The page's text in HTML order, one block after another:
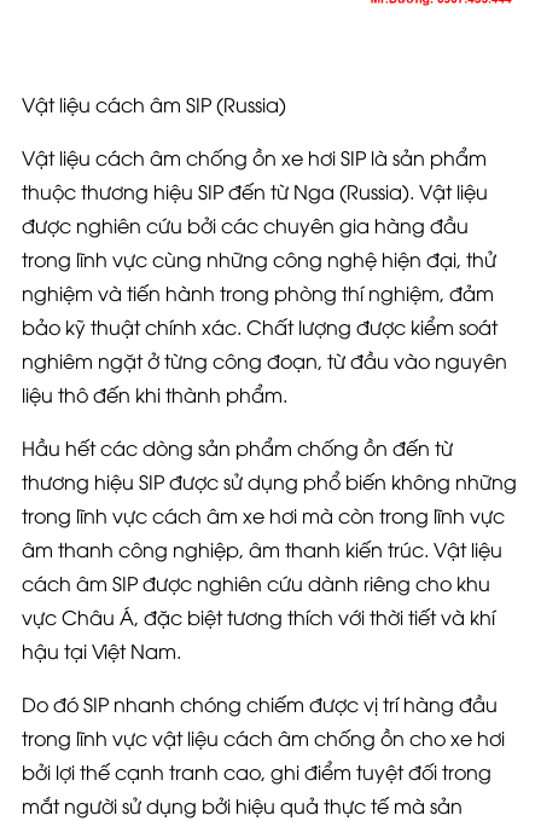
Vật liệu cách âm SIP (Russia)
Vật liệu cách âm chống ồn xe hơi SIP là sản phẩm
thuộc thương hiệu SIP đến từ Nga (Russia). Vật liệu
được nghiên cứu bởi các chuyên gia hàng đầu
trong lĩnh vực cùng những công nghệ hiện đại, thử
nghiệm và tiến hành trong phòng thí nghiệm, đảm
bảo kỹ thuật chính xác. Chất lượng được kiểm soát
nghiêm ngặt ở từng công đoạn, từ đầu vào nguyên
liệu thô đến khi thành phẩm.
Hầu hết các dòng sản phẩm chống ồn đến từ
thương hiệu SIP được sử dụng phổ biến không những
trong lĩnh vực cách âm xe hơi mà còn trong lĩnh vực
âm thanh công nghiệp, âm thanh kiến trúc. Vật liệu
cách âm SIP được nghiên cứu dành riêng cho khu
vực Châu Á, đặc biệt tương thích với thời tiết và khí
hậu tại Việt Nam.
Do đó SIP nhanh chóng chiếm được vị trí hàng đầu
trong lĩnh vực vật liệu cách âm chống ồn cho xe hơi
bởi lợi thế cạnh tranh cao, ghi điểm tuyệt đối trong
mắt người sử dụng bởi hiệu quả thực tế mà sản